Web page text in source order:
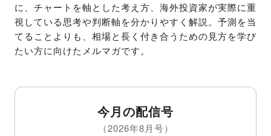
に、チャートを軸とした考え方、海外投資家が実際に重
視している思考や判断軸を分かりやすく解説。予測を当
てることよりも、相場と長く付き合うための見方を学び
たい方に向けたメルマガです。
今月の配信号
（2026年8月号）